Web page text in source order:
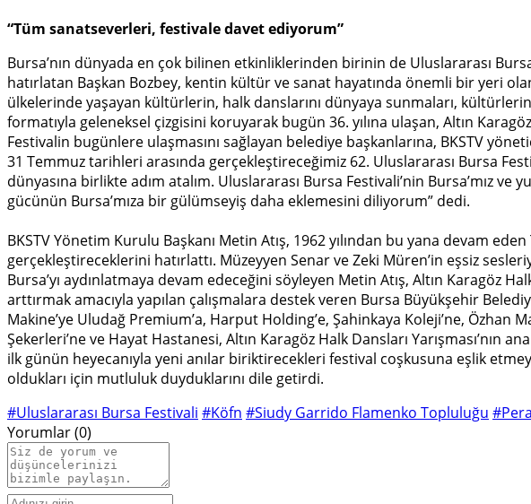
“Tüm sanatseverleri, festivale davet ediyorum”
Bursa’nın dünyada en çok bilinen etkinliklerinden birinin de Uluslararası
hatırlatan Başkan Bozbey, kentin kültür ve sanat hayatında önemli bir yeri
ülkelerinde yaşayan kültürlerin, halk danslarını dünyaya sunmaları,
formatıyla geleneksel çizgisini koruyarak bugün 36. yılına ulaşan, Altın
Festivalin bugünlere ulaşmasını sağlayan belediye başkanlarına, BKSTV
31 Temmuz tarihleri arasında gerçekleştireceğimiz 62. Uluslararası Bursa
dünyasına birlikte adım atalım. Uluslararası Bursa Festivali’nin Bursa’mız
gücünün Bursa’mıza bir gülümseyiş daha eklemesini diliyorum” dedi.
BKSTV Yönetim Kurulu Başkanı Metin Atış, 1962 yılından bu yana devam
gerçekleştireceklerini hatırlattı. Müzeyyen Senar ve Zeki Müren’in eşsiz
Bursa’yı aydınlatmaya devam edeceğini söyleyen Metin Atış, Altın Karagöz
arttırmak amacıyla yapılan çalışmalara destek veren Bursa Büyükşehir
Makine’ye Uludağ Premium’a, Harput Holding’e, Şahinkaya Koleji’ne, Özhan
Şekerleri’ne ve Hayat Hastanesi, Altın Karagöz Halk Dansları Yarışması’nın
ilk günün heyecanıyla yeni anılar biriktirecekleri festival coşkusuna eşlik
oldukları için mutluluk duyduklarını dile getirdi.
#Uluslararası Bursa Festivali #Köfn #Siudy Garrido Flamenko Topluluğu
Yorumlar (0)